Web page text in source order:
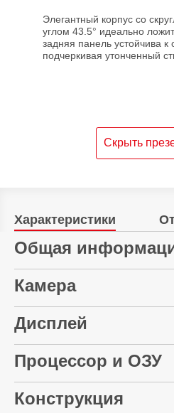
Элегантный корпус со
углом 43.5° идеально
задняя панель устойчива к
подчеркивая утонченный
Скрыть
Характеристики
Общая
Год выпуска:
eSim:
Да
Материал корпуса:
Камера
Мультикамера:
50 Мп + 50 Мп + 8 Мп
Автофокусировка:
Да
Встроенная вспышка:
Дисплей
Диагональ экрана:
6.78 "
Количество цветов экрана:
Процессор и ОЗУ
Количество ядер процессора:
Конструкция